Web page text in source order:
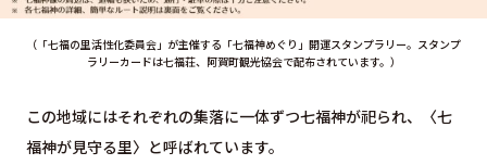
（「七福の里活性化委員会」が主催する「七福神めぐり」開運スタンプラリー。スタンプ
ラリーカードは七福荘、阿賀町観光協会で配布されています。）
この地域にはそれぞれの集落に一体ずつ七福神が祀られ、〈七
福神が見守る里〉と呼ばれています。